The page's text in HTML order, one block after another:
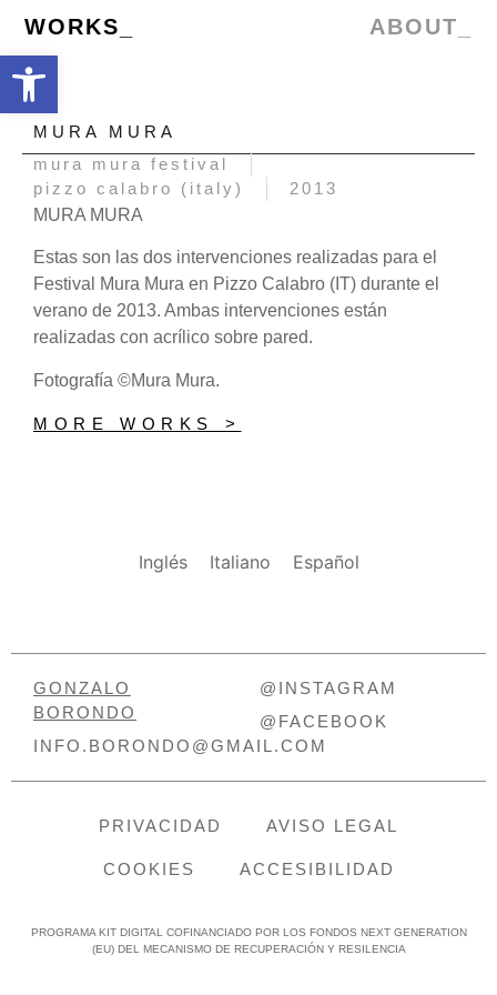
WORKS_ ABOUT_
MURA MURA
mura mura festival
pizzo calabro (italy)
2013
MURA MURA
Estas son las dos intervenciones realizadas para el
Festival Mura Mura en Pizzo Calabro (IT) durante el
verano de 2013. Ambas intervenciones están
realizadas con acrílico sobre pared.
Fotografía ©Mura Mura.
MORE WORKS >
Inglés Italiano Español
GONZALO
BORONDO
INFO.BORONDO@GMAIL.COM
@INSTAGRAM
@FACEBOOK
PRIVACIDAD AVISO LEGAL
COOKIES ACCESIBILIDAD
PROGRAMA KIT DIGITAL COFINANCIADO POR LOS FONDOS NEXT GENERATION
(EU) DEL MECANISMO DE RECUPERACIÓN Y RESILENCIA
Abrir barra de herramientas